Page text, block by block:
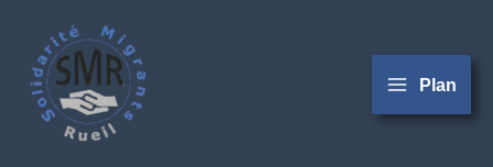
contenu
Plan